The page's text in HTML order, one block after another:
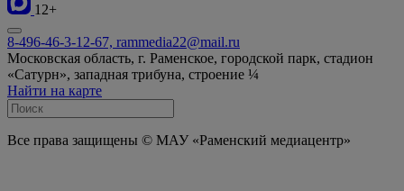
12+
8-496-46-3-12-67, rammedia22@mail.ru
Московская область, г. Раменское, городской парк, стадион
«Сатурн», западная трибуна, строение ¼
Найти на карте
Все права защищены © МАУ «Раменский медиацентр»